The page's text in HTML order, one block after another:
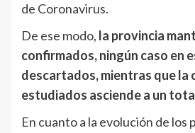
de Coronavirus.
De ese modo, la provincia
confirmados, ningún caso en
descartados, mientras que la
estudiados asciende a un
En cuanto a la evolución de los